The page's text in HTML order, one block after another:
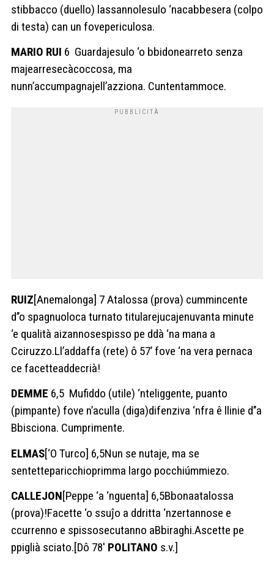
stibbacco (duello) lassannolesulo ‘nacabbesera (colpo
di testa) can un fovepericulosa.
MARIO RUI 6 Guardajesulo ‘o bbidonearreto senza
majearresecàcoccosa, ma
nunn’accumpagnajell’azziona. Cuntentammoce.
RUIZ[Anemalonga] 7 Atalossa (prova) cummincente
d’’o spagnuoloca turnato titularejucajenuvanta minute
‘e qualità aizannosespisso pe ddà ‘na mana a
Cciruzzo.Ll’addaffa (rete) ô 57’ fove ‘na vera pernaca
ce facetteaddecrià!
DEMME 6,5 Mufiddo (utile) ‘nteliggente, puanto
(pimpante) fove n’aculla (diga)difenziva ‘nfra ê llinie d’’a
Bbisciona. Cumprimente.
ELMAS[‘O Turco] 6,5Nun se nutaje, ma se
sentetteparicchioprimma largo pocchiúmmiezo.
CALLEJON[Peppe ‘a ‘nguenta] 6,5Bbonaatalossa
(prova)!Facette ‘o ssuĵo a ddritta ‘nzertannose e
ccurrenno e spissosecutanno aBbiraghi.Ascette pe
ppiglià sciato.[Dô 78′ POLITANO s.v.]